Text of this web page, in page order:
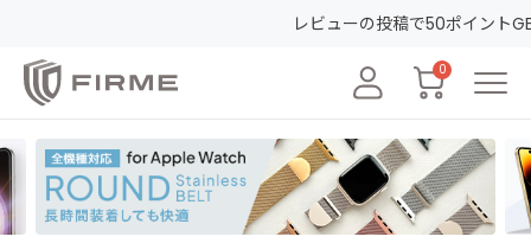
レビューの投稿で50ポイントGET&30日間安心保証！会員
0